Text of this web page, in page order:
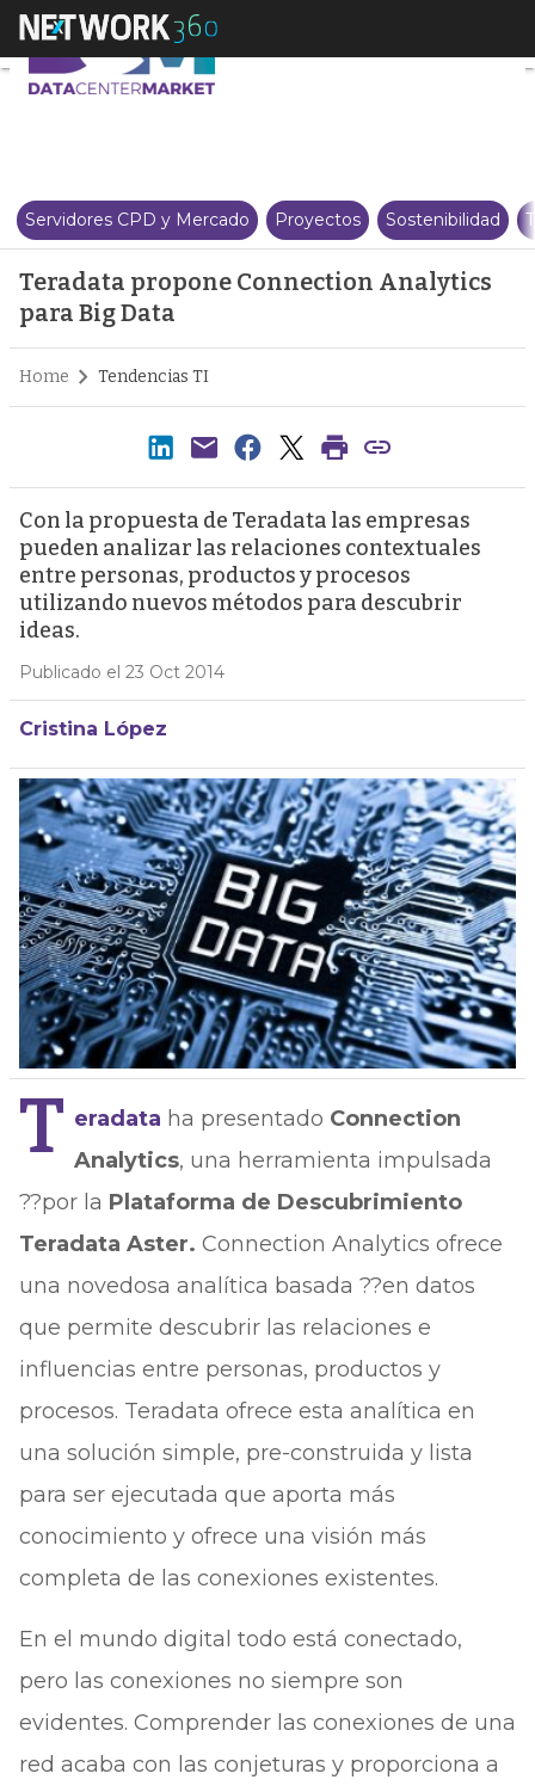
Teradata propone Connection
Servidores CPD y Mercado Proyectos Sostenibilidad
Teradata propone Connection Analytics
para Big Data
Home Tendencias TI
Con la propuesta de Teradata las empresas
pueden analizar las relaciones contextuales
entre personas, productos y procesos
utilizando nuevos métodos para descubrir
ideas.
Publicado el 23 Oct 2014
Cristina López
T eradata ha presentado Connection
Analytics, una herramienta impulsada
??por la Plataforma de Descubrimiento
Teradata Aster. Connection Analytics ofrece
una novedosa analítica basada ??en datos
que permite descubrir las relaciones e
influencias entre personas, productos y
procesos. Teradata ofrece esta analítica en
una solución simple, pre-construida y lista
para ser ejecutada que aporta más
conocimiento y ofrece una visión más
completa de las conexiones existentes.
En el mundo digital todo está conectado,
pero las conexiones no siempre son
evidentes. Comprender las conexiones de una
red acaba con las conjeturas y proporciona a